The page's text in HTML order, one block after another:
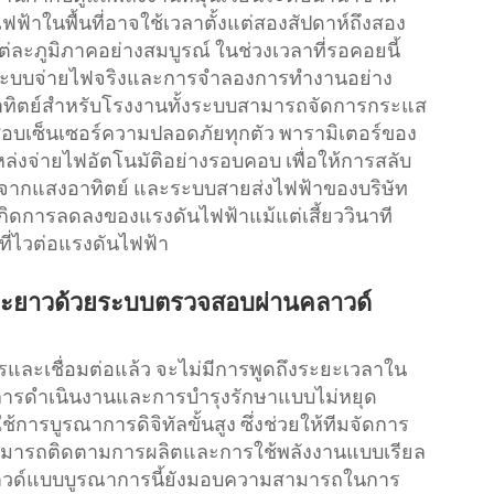
าในพื้นที่อาจใช้เวลาตั้งแต่สองสัปดาห์ถึงสอง
ะภูมิภาคอย่างสมบูรณ์ ในช่วงเวลาที่รอคอยนี้
บจ่ายไฟจริงและการจำลองการทำงานอย่าง
ตย์สำหรับโรงงานทั้งระบบสามารถจัดการกระแส
บเซ็นเซอร์ความปลอดภัยทุกตัว พารามิเตอร์ของ
งจ่ายไฟอัตโนมัติอย่างรอบคอบ เพื่อให้การสลับ
ากแสงอาทิตย์ และระบบสายส่งไฟฟ้าของบริษัท
การลดลงของแรงดันไฟฟ้าแม้แต่เสี้ยววินาที
ไวต่อแรงดันไฟฟ้า
ยาวด้วยระบบตรวจสอบผ่านคลาวด์
ละเชื่อมต่อแล้ว จะไม่มีการพูดถึงระยะเวลาใน
ดำเนินงานและการบำรุงรักษาแบบไม่หยุด
การบูรณาการดิจิทัลขั้นสูง ซึ่งช่วยให้ทีมจัดการ
รถติดตามการผลิตและการใช้พลังงานแบบเรียล
แบบบูรณาการนี้ยังมอบความสามารถในการ